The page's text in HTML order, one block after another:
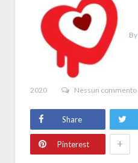
By
2020 Nessun commento
Share
Pinterest +